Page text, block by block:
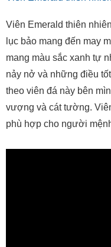
Viên Emerald thiên
lục bảo mang đến may
mang màu sắc xanh tự
nảy nở và những điều
theo viên đá này bên
vượng và cát tường.
phù hợp cho người